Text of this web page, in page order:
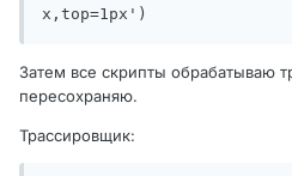
x,top=1px')
Затем все скрипты обрабатываю
пересохраняю.
Трассировщик: